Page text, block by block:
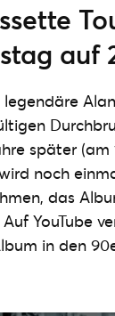
auf
legendäre
später
noch
das
YouTube
in den